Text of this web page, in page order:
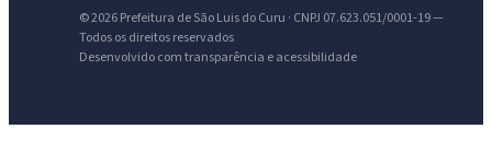
© 2026 Prefeitura de São Luis do Curu · CNPJ 07.623.051/0001-19 —
Todos os direitos reservados
Desenvolvido com transparência e acessibilidade